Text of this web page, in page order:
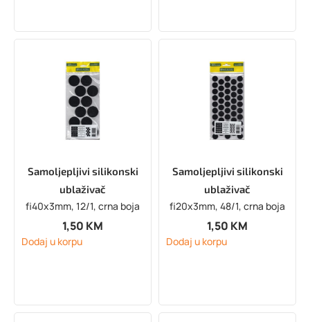
Samoljepljivi silikonski
ublaživač
fi40x3mm, 12/1, crna boja
1,50 KM
Dodaj u korpu
Samoljepljivi silikonski
ublaživač
fi20x3mm, 48/1, crna boja
1,50 KM
Dodaj u korpu